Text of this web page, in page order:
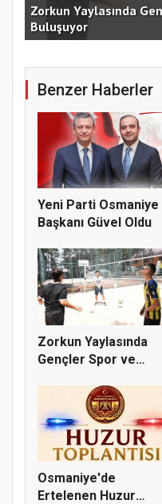
Zorkun Yaylasında
Buluşuyor
Benzer Haberler
Yeni Parti Osmaniye
Başkanı Güvel Oldu
Zorkun Yaylasında
Gençler Spor ve
Osmaniye'de
Ertelenen Huzur